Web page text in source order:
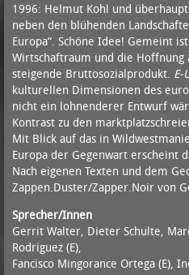
1996: Helmut Kohl und
neben den blühenden
Europa“. Schöne Idee! Gemeint
Wirtschaftraum und die
steigende Bruttosozialprodukt. E-
kulturellen Dimensionen des
nicht ein lohnenderer Entwurf
Kontrast zu den
Mit Blick auf das in
Europa der Gegenwart erscheint
Nach eigenen Texten und dem
Zappen.Duster/Zapper.Noir von
Sprecher/Innen
Gerrit Walter, Dieter Schulte,
Rodriguez (E),
Fancisco Mingorance Ortega (E),